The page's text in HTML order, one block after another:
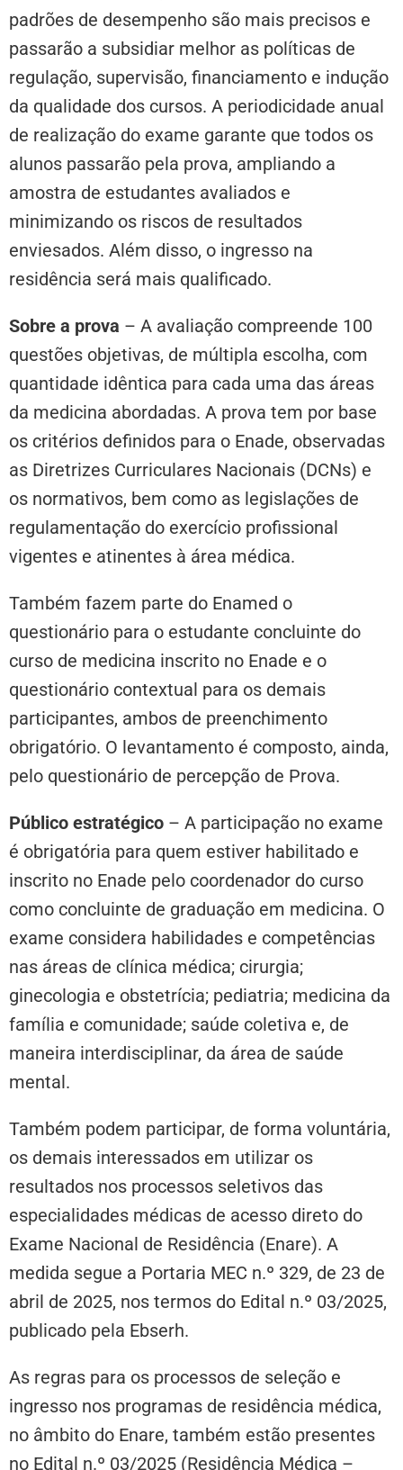
padrões de desempenho são mais precisos e
passarão a subsidiar melhor as políticas de
regulação, supervisão, financiamento e indução
da qualidade dos cursos. A periodicidade anual
de realização do exame garante que todos os
alunos passarão pela prova, ampliando a
amostra de estudantes avaliados e
minimizando os riscos de resultados
enviesados. Além disso, o ingresso na
residência será mais qualificado.
Sobre a prova – A avaliação compreende 100
questões objetivas, de múltipla escolha, com
quantidade idêntica para cada uma das áreas
da medicina abordadas. A prova tem por base
os critérios definidos para o Enade, observadas
as Diretrizes Curriculares Nacionais (DCNs) e
os normativos, bem como as legislações de
regulamentação do exercício profissional
vigentes e atinentes à área médica.
Também fazem parte do Enamed o
questionário para o estudante concluinte do
curso de medicina inscrito no Enade e o
questionário contextual para os demais
participantes, ambos de preenchimento
obrigatório. O levantamento é composto, ainda,
pelo questionário de percepção de Prova.
Público estratégico – A participação no exame
é obrigatória para quem estiver habilitado e
inscrito no Enade pelo coordenador do curso
como concluinte de graduação em medicina. O
exame considera habilidades e competências
nas áreas de clínica médica; cirurgia;
ginecologia e obstetrícia; pediatria; medicina da
família e comunidade; saúde coletiva e, de
maneira interdisciplinar, da área de saúde
mental.
Também podem participar, de forma voluntária,
os demais interessados em utilizar os
resultados nos processos seletivos das
especialidades médicas de acesso direto do
Exame Nacional de Residência (Enare). A
medida segue a Portaria MEC n.º 329, de 23 de
abril de 2025, nos termos do Edital n.º 03/2025,
publicado pela Ebserh.
As regras para os processos de seleção e
ingresso nos programas de residência médica,
no âmbito do Enare, também estão presentes
no Edital n.º 03/2025 (Residência Médica –